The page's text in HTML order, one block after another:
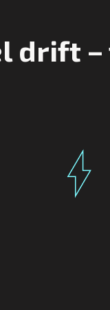
drift –